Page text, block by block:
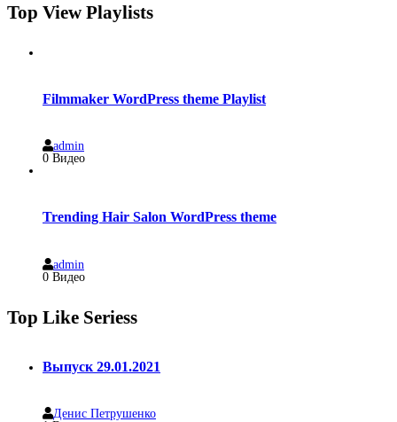
Top View Playlists
Filmmaker WordPress theme Playlist
admin
0 Видео
Trending Hair Salon WordPress theme
admin
0 Видео
Top Like Seriess
Выпуск 29.01.2021
Денис Петрушенко